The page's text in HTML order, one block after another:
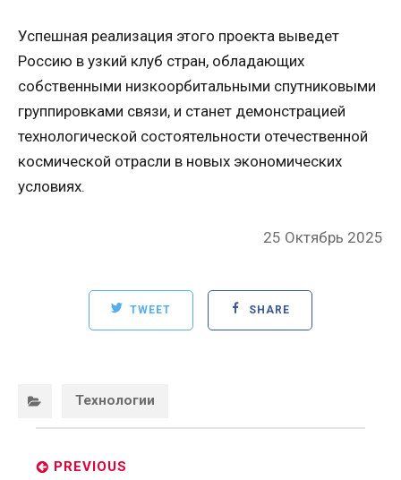
Успешная реализация этого проекта выведет
Россию в узкий клуб стран, обладающих
собственными низкоорбитальными спутниковыми
группировками связи, и станет демонстрацией
технологической состоятельности отечественной
космической отрасли в новых экономических
условиях.
Posted
25 Октябрь 2025
TWEET SHARE
Технологии
navigation
PREVIOUS